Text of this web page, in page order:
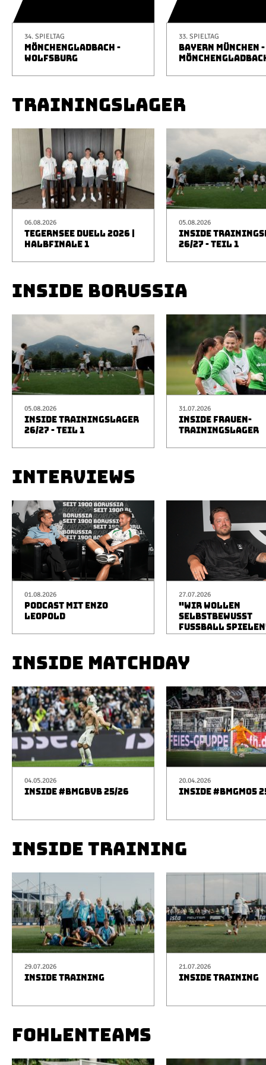
34. SPIELTAG
MÖNCHENGLADBACH -
WOLFSBURG
33. SPIELTAG
BAYERN MÜNCHEN -
TRAININGSLAGER
06.08.2026
TEGERNSEE DUELL 2026 |
HALBFINALE 1
05.08.2026
INSIDE
26/27 - TEIL 1
INSIDE BORUSSIA
05.08.2026
INSIDE TRAININGSLAGER
26/27 - TEIL 1
31.07.2026
INSIDE FRAUEN-
TRAININGSLAGER
INTERVIEWS
01.08.2026
PODCAST MIT ENZO
LEOPOLD
27.07.2026
"WIR WOLLEN
SELBSTBEWUSST
FUSSBALL
INSIDE MATCHDAY
04.05.2026
INSIDE #BMGBVB 25/26
20.04.2026
INSIDE #BMGM05
INSIDE TRAINING
29.07.2026
INSIDE TRAINING
21.07.2026
INSIDE TRAINING
FOHLENTEAMS